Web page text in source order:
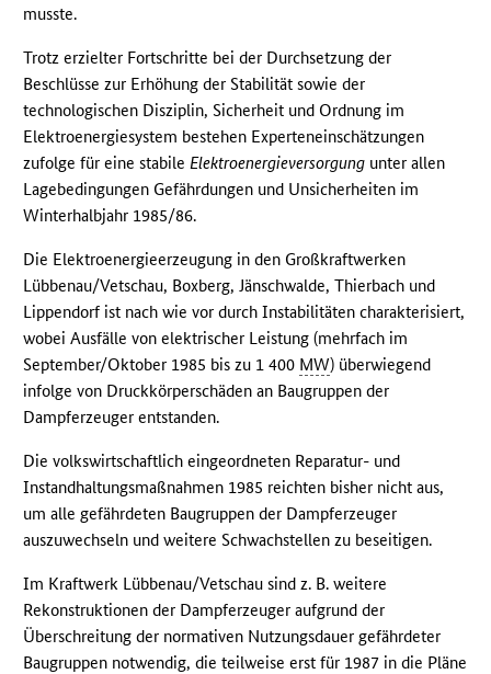
musste.
Trotz erzielter Fortschritte bei der Durchsetzung der
Beschlüsse zur Erhöhung der Stabilität sowie der
technologischen Disziplin, Sicherheit und Ordnung im
Elektroenergiesystem bestehen Experteneinschätzungen
zufolge für eine stabile Elektroenergieversorgung unter allen
Lagebedingungen Gefährdungen und Unsicherheiten im
Winterhalbjahr 1985/86.
Die Elektroenergieerzeugung in den Großkraftwerken
Lübbenau/Vetschau, Boxberg, Jänschwalde, Thierbach und
Lippendorf ist nach wie vor durch Instabilitäten charakterisiert,
wobei Ausfälle von elektrischer Leistung (mehrfach im
September/Oktober 1985 bis zu 1 400 MW) überwiegend
infolge von Druckkörperschäden an Baugruppen der
Dampferzeuger entstanden.
Die volkswirtschaftlich eingeordneten Reparatur- und
Instandhaltungsmaßnahmen 1985 reichten bisher nicht aus,
um alle gefährdeten Baugruppen der Dampferzeuger
auszuwechseln und weitere Schwachstellen zu beseitigen.
Im Kraftwerk Lübbenau/Vetschau sind z. B. weitere
Rekonstruktionen der Dampferzeuger aufgrund der
Überschreitung der normativen Nutzungsdauer gefährdeter
Baugruppen notwendig, die teilweise erst für 1987 in die Pläne